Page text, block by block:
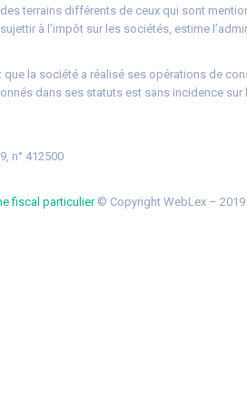
terrains différents de ceux qui sont
à l’impôt sur les sociétés, estime
que la société a réalisé ses opérations de
dans ses statuts est sans incidence sur
n° 412500
fiscal particulier© Copyright WebLex – 2019